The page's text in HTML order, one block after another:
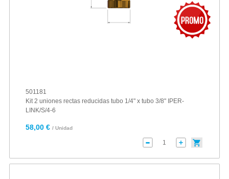
501181
Kit 2 uniones rectas reducidas tubo 1/4" x tubo 3/8" IPER-
LINK/S/4-6
58,00 € / Unidad